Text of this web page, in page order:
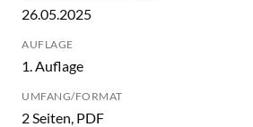
26.05.2025
AUFLAGE
1. Auflage
UMFANG/FORMAT
2 Seiten, PDF